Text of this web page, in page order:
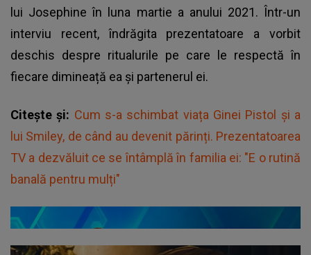
lui Josephine în luna martie a anului 2021. Într-un
interviu recent, îndrăgita prezentatoare a vorbit
deschis despre ritualurile pe care le respectă în
fiecare dimineață ea și partenerul ei.
Citește și: Cum s-a schimbat viața Ginei Pistol și a
lui Smiley, de când au devenit părinți. Prezentatoarea
TV a dezvăluit ce se întâmplă în familia ei: "E o rutină
banală pentru mulți"